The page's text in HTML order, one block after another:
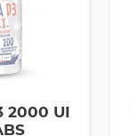
2000 UI